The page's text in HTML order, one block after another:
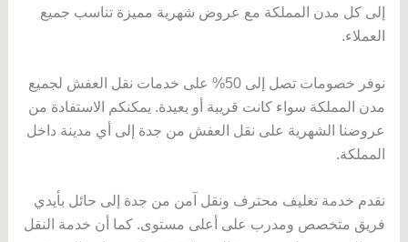
إلى كل مدن المملكة مع عروض شهرية مميزة تناسب جميع
العملاء.
نوفر خصومات تصل إلى 50% على خدمات نقل العفش لجميع
مدن المملكة سواء كانت قريبة أو بعيدة. يمكنكم الاستفادة من
عروضنا الشهرية على نقل العفش من جدة إلى أي مدينة داخل
المملكة.
نقدم خدمة تغليف محترف ونقل آمن من جدة إلى حائل بأيدي
فريق متخصص ومدرب على أعلى مستوى. كما أن خدمة النقل